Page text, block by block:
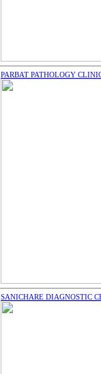
PARBAT PATHOLOGY
SANICHARE DIAGNOSTIC